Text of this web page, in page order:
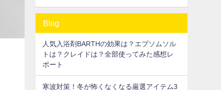
Blog
人気入浴剤BARTHの効果は？エプソムソル
トは？クレイドは？全部使ってみた感想レ
ポート
寒波対策！冬が怖くなくなる厳選アイテム3